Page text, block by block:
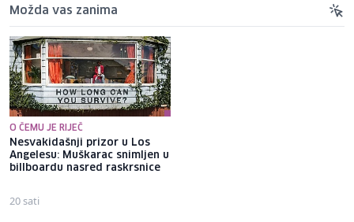
Možda vas zanima
O ČEMU JE RIJEČ
Nesvakidašnji prizor u Los
Angelesu: Muškarac snimljen u
billboardu nasred raskrsnice
20 sati